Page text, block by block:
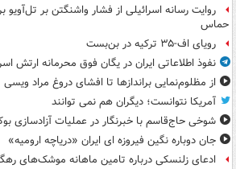
روایت رسانه اسرائیلی از فشار واشنگتن بر
حماس
رویای اف-۳۵ ترکیه در بن‌بست
نفوذ اطلاعاتی ایران در یگان فوق محرمانه ارتش
از مظلوم‌نمایی براندازها تا افشای دروغ مراد ویسی
آمریکا نتوانست؛ دیگران هم نمی توانند
شوخی حاج‌قاسم با خبرنگار در عملیات آزادسازی
جان دوباره نگین فیروزه ای ایران «دریاچه ارومیه»
ادعای زلنسکی درباره تامین ماهانه موشک‌های